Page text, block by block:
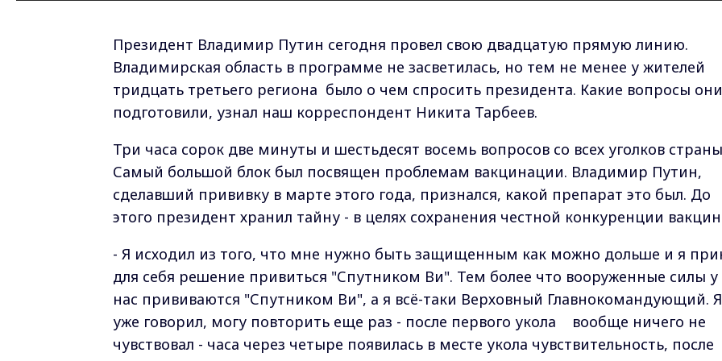
Президент Владимир Путин сегодня провел свою двадцатую прямую линию.
Владимирская область в программе не засветилась, но тем не менее у жителей
тридцать третьего региона было о чем спросить президента. Какие вопросы они
подготовили, узнал наш корреспондент Никита Тарбеев.
Три часа сорок две минуты и шестьдесят восемь вопросов со всех уголков
Самый большой блок был посвящен проблемам вакцинации. Владимир Путин,
сделавший прививку в марте этого года, признался, какой препарат это был. До
этого президент хранил тайну - в целях сохранения честной конкуренции
- Я исходил из того, что мне нужно быть защищенным как можно дольше и я
для себя решение привиться "Спутником Ви". Тем более что вооруженные силы у
нас прививаются "Спутником Ви", а я всё-таки Верховный Главнокомандующий. Я
уже говорил, могу повторить еще раз - после первого укола вообще ничего не
чувствовал - часа через четыре появилась в месте укола чувствительность, после